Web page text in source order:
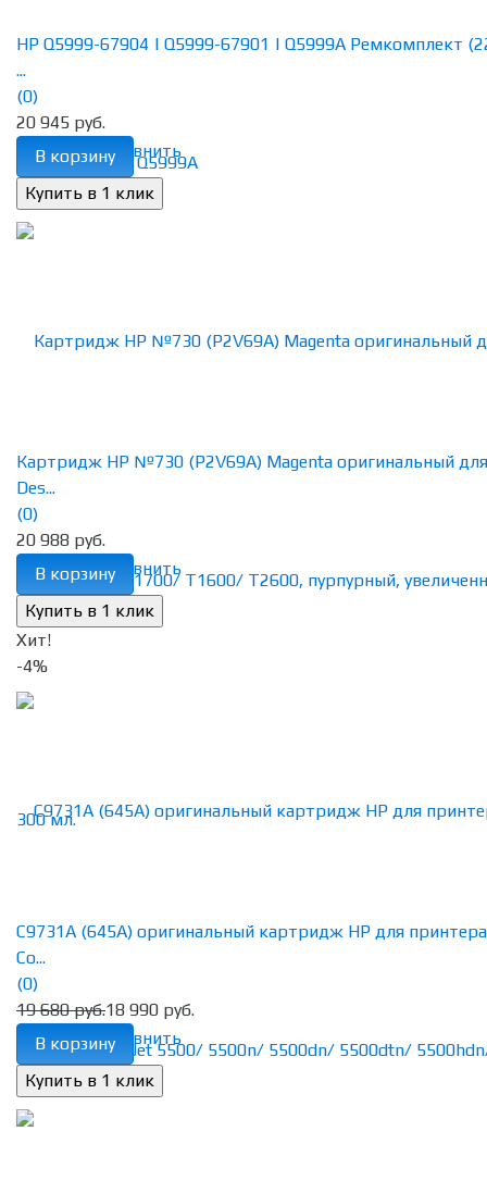
избранное сравнить
HP Q5999-67904 | Q5999-67901 | Q5999A Ремкомплект
...
(0)
20 945 руб.
В корзину
избранное сравнить
Картридж HP №730 (P2V69A) Magenta оригинальный
Des...
(0)
20 988 руб.
В корзину
Хит!
-4%
избранное сравнить
C9731A (645A) оригинальный картридж HP для
Co...
(0)
19 680 руб.18 990 руб.
В корзину